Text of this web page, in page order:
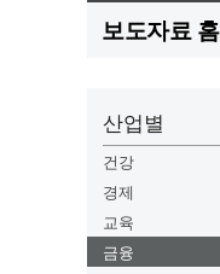
보도자료 홈
산업별
건강
경제
교육
금융